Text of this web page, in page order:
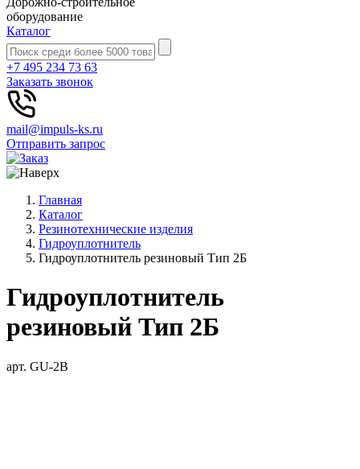
оборудование
Каталог
+7 495 234 73 63
Заказать звонок
mail@impuls-ks.ru
Отправить запрос
Главная
Каталог
Резинотехнические изделия
Гидроуплотнитель
Гидроуплотнитель резиновый Тип 2Б
Гидроуплотнитель
резиновый Тип 2Б
арт. GU-2B